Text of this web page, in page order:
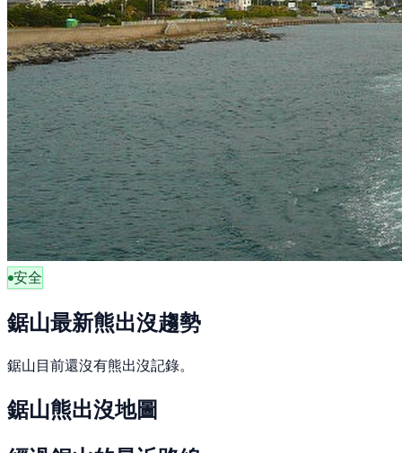
安全
鋸山最新熊出沒趨勢
鋸山目前還沒有熊出沒記錄。
鋸山熊出沒地圖